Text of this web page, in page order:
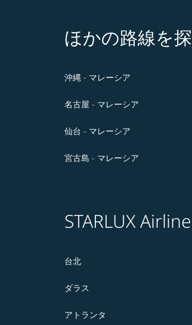
ほかの路線を
沖縄 - マレーシア
名古屋 - マレーシア
仙台 - マレーシア
宮古島 - マレーシア
STARLUX
台北
ダラス
アトランタ